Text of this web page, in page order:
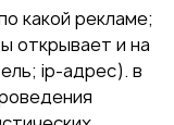
какой рекламе;
открывает и на
ip-адрес). в